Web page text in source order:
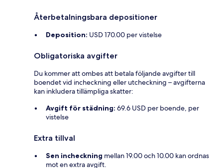
Återbetalningsbara depositioner
Deposition: USD 170.00 per vistelse
Obligatoriska avgifter
Du kommer att ombes att betala följande avgifter till
boendet vid incheckning eller utcheckning – avgifterna
kan inkludera tillämpliga skatter:
Avgift för städning: 69.6 USD per boende, per
vistelse
Extra tillval
Sen incheckning mellan 19.00 och 10.00 kan ordnas
mot en extra avgift.